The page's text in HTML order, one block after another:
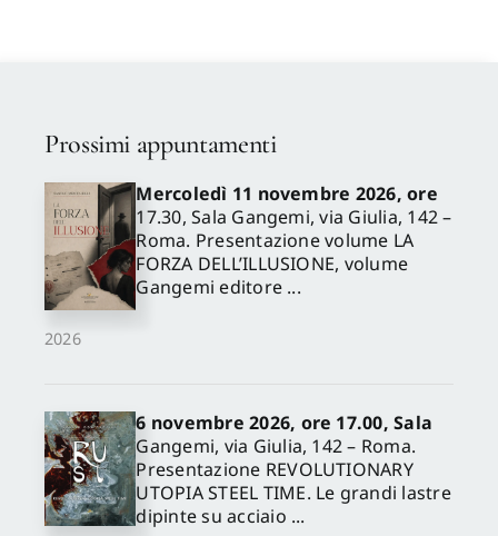
Prossimi appuntamenti
2026
Mercoledì 11 novembre 2026, ore
17.30, Sala Gangemi, via Giulia, 142 –
Roma. Presentazione volume LA
FORZA DELL’ILLUSIONE, volume
Gangemi editore ...
6 novembre 2026, ore 17.00, Sala
Gangemi, via Giulia, 142 – Roma.
Presentazione REVOLUTIONARY
UTOPIA STEEL TIME. Le grandi lastre
dipinte su acciaio ...